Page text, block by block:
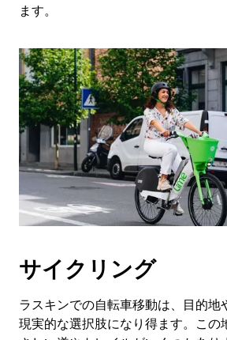
ます。
サイクリング
ラスキンでの自転車移動は、目的地
現実的な選択肢になり得ます。この